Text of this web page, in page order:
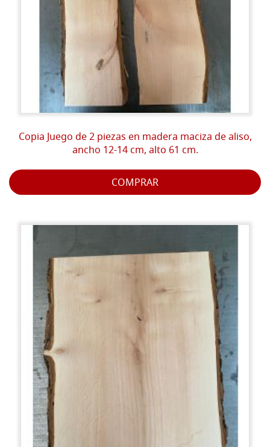
Copia Juego de 2 piezas en madera maciza de aliso,
ancho 12-14 cm, alto 61 cm.
COMPRAR